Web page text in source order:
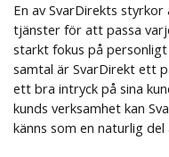
En av SvarDirekts
tjänster för att passa
starkt fokus på
samtal är SvarDirekt ett
ett bra intryck på sina
kunds verksamhet kan
känns som en naturlig